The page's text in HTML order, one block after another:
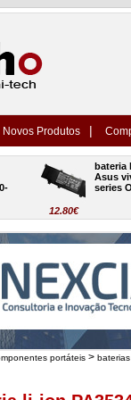
Novos Produtos |
12.80€
bateria li-
Asus
series
portáteis > baterias